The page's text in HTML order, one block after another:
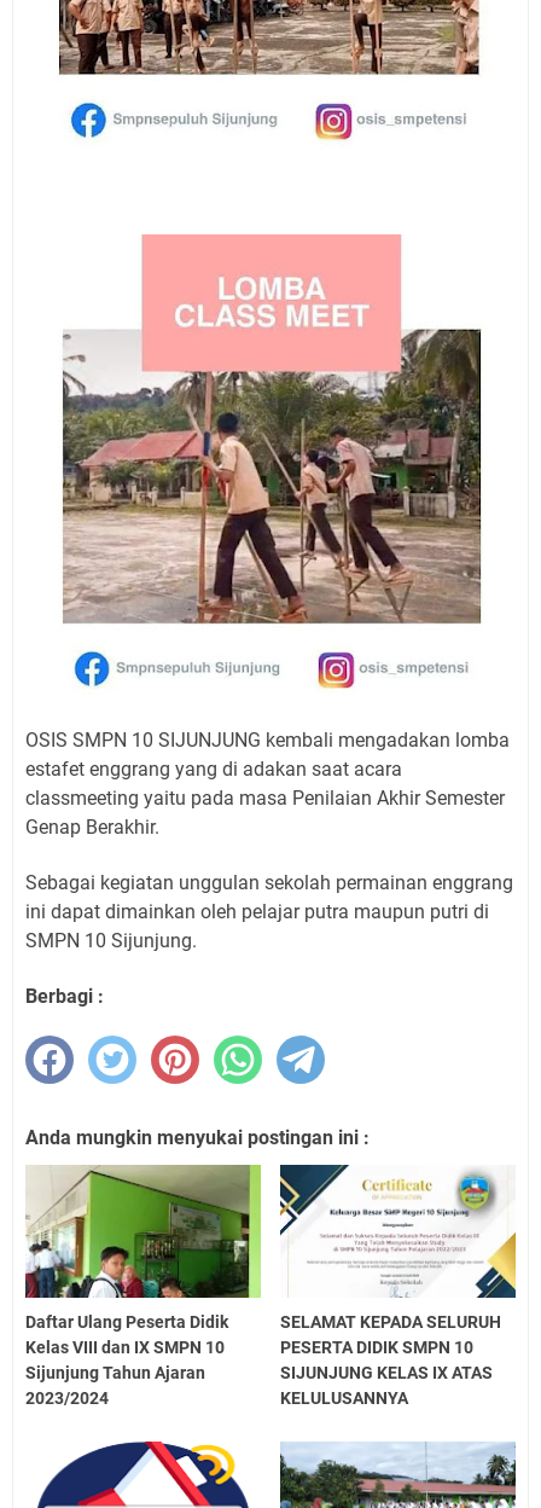
OSIS SMPN 10 SIJUNJUNG kembali mengadakan lomba
estafet enggrang yang di adakan saat acara
classmeeting yaitu pada masa Penilaian Akhir Semester
Genap Berakhir.
Sebagai kegiatan unggulan sekolah permainan enggrang
ini dapat dimainkan oleh pelajar putra maupun putri di
SMPN 10 Sijunjung.
Berbagi :
Anda mungkin menyukai postingan ini :
Daftar Ulang Peserta Didik
Kelas VIII dan IX SMPN 10
Sijunjung Tahun Ajaran
2023/2024
SELAMAT KEPADA SELURUH
PESERTA DIDIK SMPN 10
SIJUNJUNG KELAS IX ATAS
KELULUSANNYA